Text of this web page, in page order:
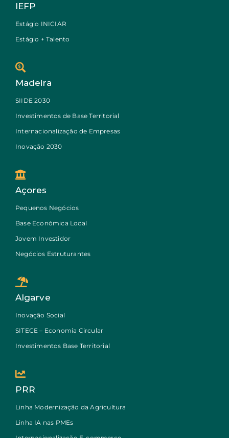
IEFP
Estágio INICIAR
Estágio + Talento
Madeira
SIIDE 2030
Investimentos de Base Territorial
Internacionalização de Empresas
Inovação 2030
Açores
Pequenos Negócios
Base Económica Local
Jovem Investidor
Negócios Estruturantes
Algarve
Inovação Social
SITECE – Economia Circular
Investimentos Base Territorial
PRR
Linha Modernização da Agricultura
Linha IA nas PMEs